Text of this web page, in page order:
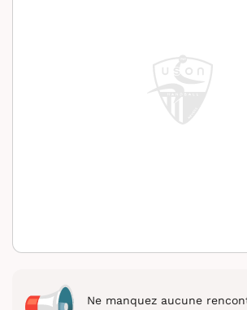
Ne manquez aucune